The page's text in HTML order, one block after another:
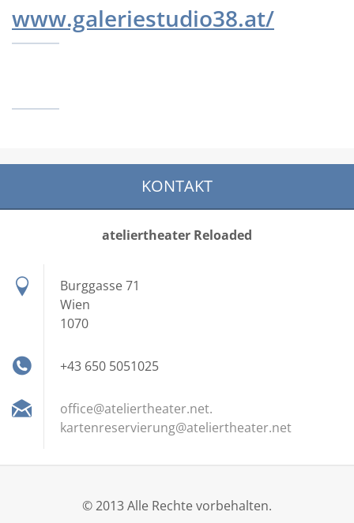
www.galeriestudio38.at/
KONTAKT
ateliertheater Reloaded
Burggasse 71
Wien
1070
+43 650 5051025
office@ateliertheater.net.
kartenreservierung@ateliertheater.net
© 2013 Alle Rechte vorbehalten.